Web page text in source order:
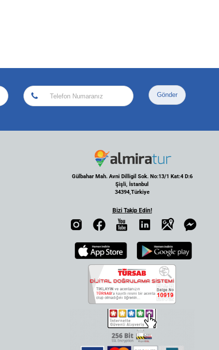
Gönder
Gülbahar Mah. Avni Dilligil Sok. No:13/1 Kat:4 D:6
Şişli, İstanbul
34394,Türkiye
Bizi Takip Edin!